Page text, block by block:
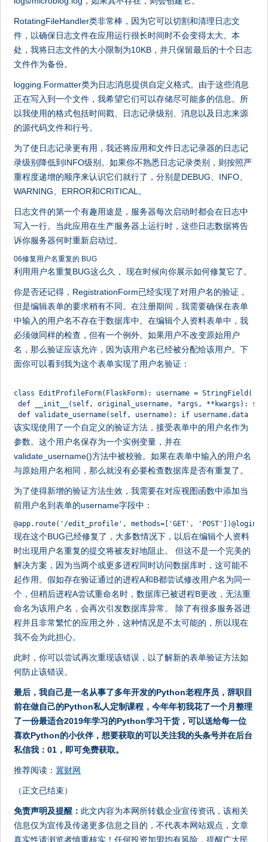
RotatingFileHandler类非常棒，因为它可以切割和清理日志文
件，以确保日志文件在应用运行很长时间时不会变得太大。本
处，我将日志文件的大小限制为10KB，并只保留最后的十个日志
文件作为备份。
logging.Formatter类为日志消息提供自定义格式。由于这些消息
正在写入到一个文件，我希望它们可以存储尽可能多的信息。所
以我使用的格式包括时间戳、日志记录级别、消息以及日志来源
的源代码文件和行号。
为了使日志记录更有用，我还将应用和文件日志记录器的日志记
录级别降低到INFO级别。如果你不熟悉日志记录类别，则按照严
重程度递增的顺序来认识它们就行了，分别是DEBUG、INFO、
WARNING、ERROR和CRITICAL。
日志文件的第一个有趣用途是，服务器每次启动时都会在日志中
写入一行。当此应用在生产服务器上运行时，这些日志数据将告
诉你服务器何时重新启动过。
06修复用户名重复的 BUG
利用用户名重复BUG这么久， 现在时候向你展示如何修复它了。
你是否还记得，RegistrationForm已经实现了对用户名的验证，
但是编辑表单的要求稍有不同。在注册期间，我需要确保在表单
中输入的用户名不存在于数据库中。在编辑个人资料表单中，我
必须做同样的检查，但有一个例外。如果用户不改变原始用户
名，那么验证应该允许，因为该用户名已经被分配给该用户。下
面你可以看到我为这个表单实现了用户名验证：
class EditProfileForm(FlaskForm): username =
def __init__(self, original_username, *args, **kwargs):
def validate_username(self, username): if username.data
该实现使用了一个自定义的验证方法，接受表单中的用户名作为
参数。这个用户名保存为一个实例变量，并在
validate_username()方法中被校验。如果在表单中输入的用户名
与原始用户名相同，那么就没有必要检查数据库是否有重复了。
为了使得新增的验证方法生效，我需要在对应视图函数中添加当
前用户名到表单的username字段中：
@app.route('/edit_profile', methods=['GET',
现在这个BUG已经修复了，大多数情况下，以后在编辑个人资料
时出现用户名重复的提交将被友好地阻止。 但这不是一个完美的
解决方案，因为当两个或更多进程同时访问数据库时，这可能不
起作用。假如存在验证通过的进程A和B都尝试修改用户名为同一
个，但稍后进程A尝试重命名时，数据库已被进程B更改，无法重
命名为该用户名，会再次引发数据库异常。 除了有很多服务器进
程并且非常繁忙的应用之外，这种情况是不太可能的，所以现在
我不会为此担心。
此时，你可以尝试再次重现该错误，以了解新的表单验证方法如
何防止该错误。
最后，我自己是一名从事了多年开发的Python老程序员，辞职目
前在做自己的Python私人定制课程，今年年初我花了一个月整理
了一份最适合2019年学习的Python学习干货，可以送给每一位
喜欢Python的小伙伴，想要获取的可以关注我的头条号并在后台
私信我：01，即可免费获取。
推荐阅读：冀财网
（正文已结束）
免责声明及提醒： 此文内容为本网所转载企业宣传资讯，该相关
信息仅为宣传及传递更多信息之目的，不代表本网站观点，文章
真实性请浏览者慎重核实！任何投资加盟均有风险，提醒广大民